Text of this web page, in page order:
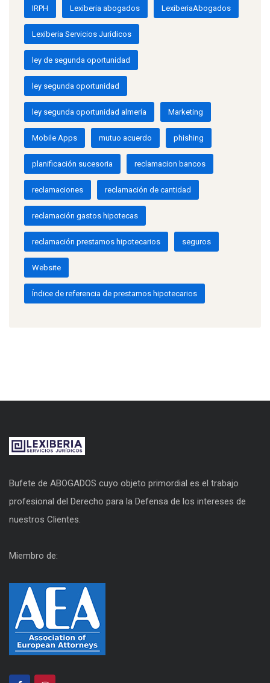
IRPH Lexiberia abogados LexiberiaAbogados
Lexiberia Servicios Jurídicos
ley de segunda oportunidad
ley segunda oportunidad
ley segunda oportunidad almería Marketing
Mobile Apps mutuo acuerdo phishing
planificación sucesoria reclamacion bancos
reclamaciones reclamación de cantidad
reclamación gastos hipotecas
reclamación prestamos hipotecarios seguros
Website
Índice de referencia de prestamos hipotecarios
Bufete de ABOGADOS cuyo objeto primordial es el trabajo
profesional del Derecho para la Defensa de los intereses de
nuestros Clientes.
Miembro de: